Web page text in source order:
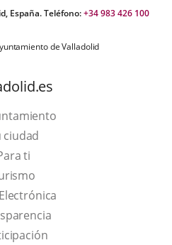
España. Teléfono:+34 983 426 100
de Valladolid
ciudad
ti
This
link
will
open